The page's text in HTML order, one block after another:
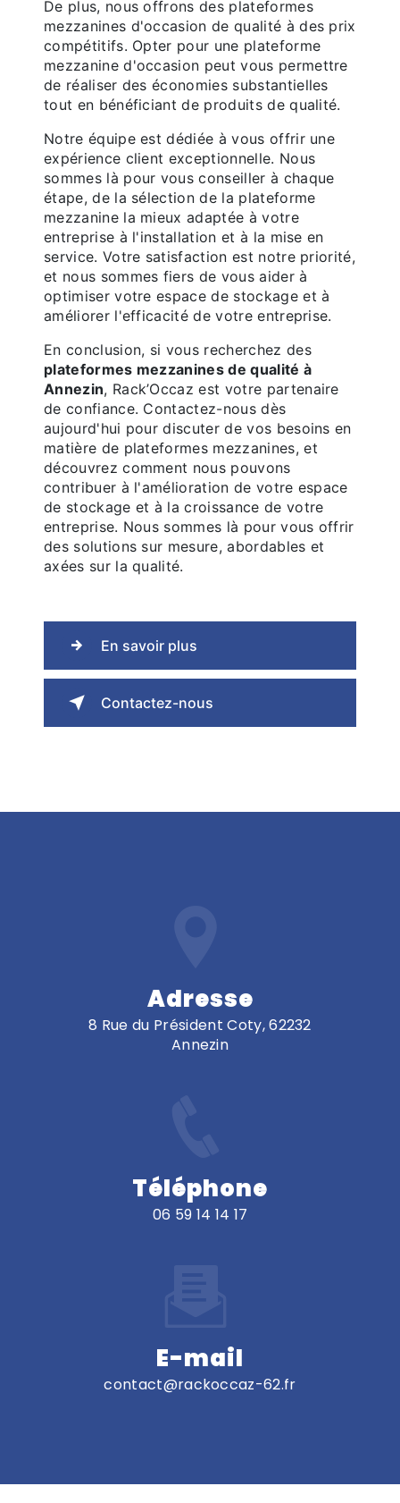
De plus, nous offrons des plateformes
mezzanines d'occasion de qualité à des prix
compétitifs. Opter pour une plateforme
mezzanine d'occasion peut vous permettre
de réaliser des économies substantielles
tout en bénéficiant de produits de qualité.
Notre équipe est dédiée à vous offrir une
expérience client exceptionnelle. Nous
sommes là pour vous conseiller à chaque
étape, de la sélection de la plateforme
mezzanine la mieux adaptée à votre
entreprise à l'installation et à la mise en
service. Votre satisfaction est notre priorité,
et nous sommes fiers de vous aider à
optimiser votre espace de stockage et à
améliorer l'efficacité de votre entreprise.
En conclusion, si vous recherchez des
plateformes mezzanines de qualité à
Annezin, Rack’Occaz est votre partenaire
de confiance. Contactez-nous dès
aujourd'hui pour discuter de vos besoins en
matière de plateformes mezzanines, et
découvrez comment nous pouvons
contribuer à l'amélioration de votre espace
de stockage et à la croissance de votre
entreprise. Nous sommes là pour vous offrir
des solutions sur mesure, abordables et
axées sur la qualité.
En savoir plus
Contactez-nous
Adresse
8 Rue du Président Coty, 62232
Annezin
Téléphone
06 59 14 14 17
E-mail
contact@rackoccaz-62.fr